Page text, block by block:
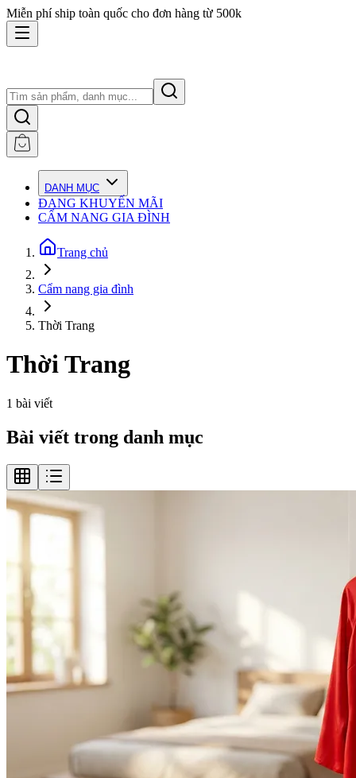
Miễn phí ship toàn quốc cho đơn hàng từ 500k
DANH MỤC
ĐANG KHUYẾN MÃI
CẨM NANG GIA ĐÌNH
Trang chủ
Cẩm nang gia đình
Thời Trang
Thời Trang
1 bài viết
Bài viết trong danh mục